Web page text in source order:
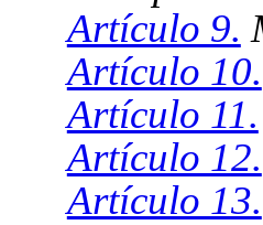
Artículo 9.
Artículo 10.
Artículo 11.
Artículo 12.
Artículo 13.